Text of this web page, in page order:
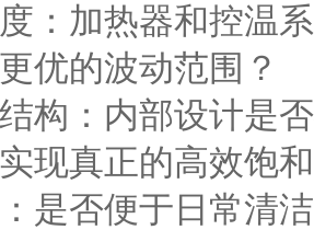
：加热器和控温
优的波动范围？
构：内部设计是
现真正的高效饱
是否便于日常清